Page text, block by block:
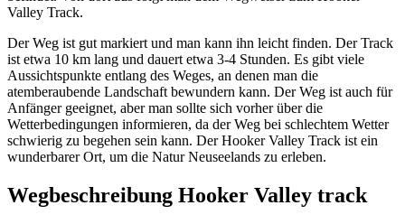
Valley Track.
Der Weg ist gut markiert und man kann ihn leicht finden. Der Track
ist etwa 10 km lang und dauert etwa 3-4 Stunden. Es gibt viele
Aussichtspunkte entlang des Weges, an denen man die
atemberaubende Landschaft bewundern kann. Der Weg ist auch für
Anfänger geeignet, aber man sollte sich vorher über die
Wetterbedingungen informieren, da der Weg bei schlechtem Wetter
schwierig zu begehen sein kann. Der Hooker Valley Track ist ein
wunderbarer Ort, um die Natur Neuseelands zu erleben.
Wegbeschreibung Hooker Valley track